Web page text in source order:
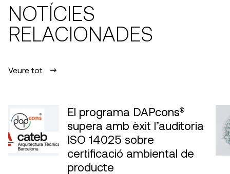
NOTÍCIES
RELACIONADES
Veure tot
El programa DAPcons®
supera amb èxit l’auditoria
ISO 14025 sobre
certificació ambiental de
producte